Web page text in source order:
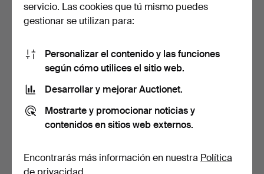
CARL-HARRY STÅLHANE.
Jarrón, gres, Rörstra…
Subastado 22 jul 2026
3 pujas
43 USD
SPEPHAN SINDING (1846-
1922). Según "Idyl",…
14 pujas
138 USD
servicio. Las cookies que tú mismo puedes
gestionar se utilizan para:
Personalizar el contenido y las funciones
según cómo utilices el sitio web.
Desarrollar y mejorar Auctionet.
Mostrarte y promocionar noticias y
contenidos en sitios web externos.
Encontrarás más información en nuestra Política